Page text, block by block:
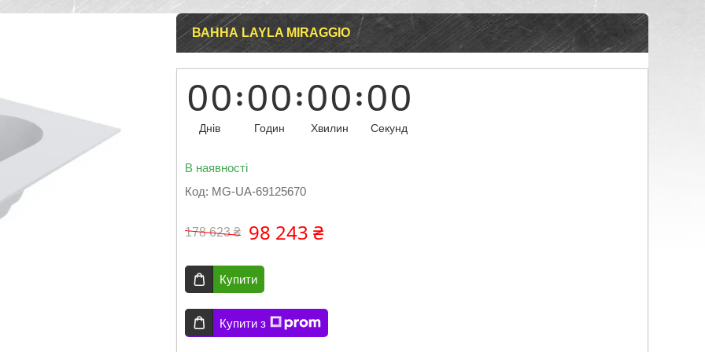
ВАННА LAYLA MIRAGGIO
00
Днів
00
Годин
00
Хвилин
00
Секунд
В наявності
Код: MG-UA-69125670
178 623 ₴ 98 243 ₴
Купити
Купити з